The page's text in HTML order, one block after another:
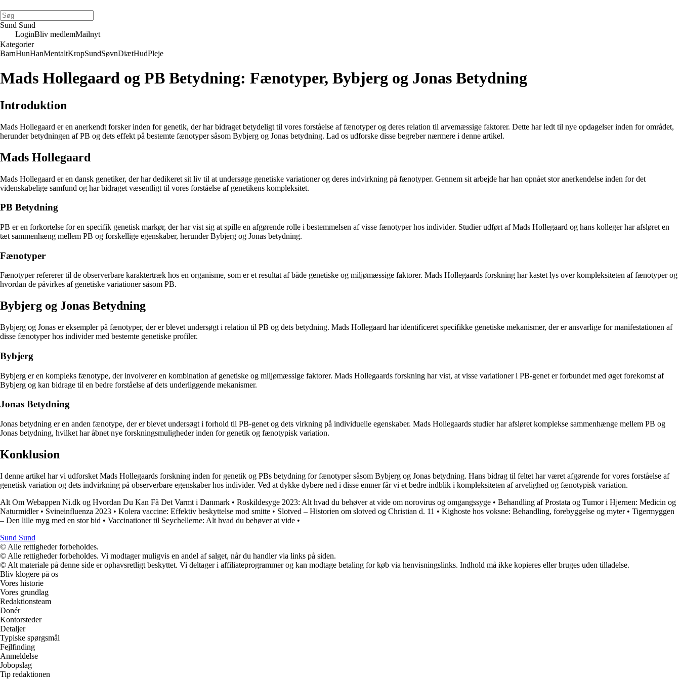
Sund Sund
LoginBliv medlemMailnyt
Kategorier
BarnHunHanMentaltKropSundSøvnDiætHudPleje
Mads Hollegaard og PB Betydning: Fænotyper, Bybjerg og Jonas Betydning
Introduktion
Mads Hollegaard er en anerkendt forsker inden for genetik, der har bidraget betydeligt til vores forståelse af fænotyper og deres relation til arvemæssige faktorer. Dette har ledt til nye opdagelser inden for området,
herunder betydningen af PB og dets effekt på bestemte fænotyper såsom Bybjerg og Jonas betydning. Lad os udforske disse begreber nærmere i denne artikel.
Mads Hollegaard
Mads Hollegaard er en dansk genetiker, der har dedikeret sit liv til at undersøge genetiske variationer og deres indvirkning på fænotyper. Gennem sit arbejde har han opnået stor anerkendelse inden for det
videnskabelige samfund og har bidraget væsentligt til vores forståelse af genetikens kompleksitet.
PB Betydning
PB er en forkortelse for en specifik genetisk markør, der har vist sig at spille en afgørende rolle i bestemmelsen af visse fænotyper hos individer. Studier udført af Mads Hollegaard og hans kolleger har afsløret en
tæt sammenhæng mellem PB og forskellige egenskaber, herunder Bybjerg og Jonas betydning.
Fænotyper
Fænotyper refererer til de observerbare karaktertræk hos en organisme, som er et resultat af både genetiske og miljømæssige faktorer. Mads Hollegaards forskning har kastet lys over kompleksiteten af fænotyper og
hvordan de påvirkes af genetiske variationer såsom PB.
Bybjerg og Jonas Betydning
Bybjerg og Jonas er eksempler på fænotyper, der er blevet undersøgt i relation til PB og dets betydning. Mads Hollegaard har identificeret specifikke genetiske mekanismer, der er ansvarlige for manifestationen af
disse fænotyper hos individer med bestemte genetiske profiler.
Bybjerg
Bybjerg er en kompleks fænotype, der involverer en kombination af genetiske og miljømæssige faktorer. Mads Hollegaards forskning har vist, at visse variationer i PB-genet er forbundet med øget forekomst af
Bybjerg og kan bidrage til en bedre forståelse af dets underliggende mekanismer.
Jonas Betydning
Jonas betydning er en anden fænotype, der er blevet undersøgt i forhold til PB-genet og dets virkning på individuelle egenskaber. Mads Hollegaards studier har afsløret komplekse sammenhænge mellem PB og
Jonas betydning, hvilket har åbnet nye forskningsmuligheder inden for genetik og fænotypisk variation.
Konklusion
I denne artikel har vi udforsket Mads Hollegaards forskning inden for genetik og PBs betydning for fænotyper såsom Bybjerg og Jonas betydning. Hans bidrag til feltet har været afgørende for vores forståelse af
genetisk variation og dets indvirkning på observerbare egenskaber hos individer. Ved at dykke dybere ned i disse emner får vi et bedre indblik i kompleksiteten af arvelighed og fænotypisk variation.
Alt Om Webappen Ni.dk og Hvordan Du Kan Få Det Varmt i Danmark • Roskildesyge 2023: Alt hvad du behøver at vide om norovirus og omgangssyge • Behandling af Prostata og Tumor i Hjernen: Medicin og
Naturmidler• Svineinfluenza 2023 • Kolera vaccine: Effektiv beskyttelse mod smitte • Slotved – Historien om slotved og Christian d. 11 • Kighoste hos voksne: Behandling, forebyggelse og myter• Tigermyggen
– Den lille myg med en stor bid • Vaccinationer til Seychellerne: Alt hvad du behøver at vide •
Sund Sund
© Alle rettigheder forbeholdes.
© Alle rettigheder forbeholdes. Vi modtager muligvis en andel af salget, når du handler via links på siden.
© Alt materiale på denne side er ophavsretligt beskyttet. Vi deltager i affiliateprogrammer og kan modtage betaling for køb via henvisningslinks. Indhold må ikke kopieres eller bruges uden tilladelse.
Bliv klogere på os
Vores historie
Vores grundlag
Redaktionsteam
Donér
Kontorsteder
Detaljer
Typiske spørgsmål
Fejlfinding
Anmeldelse
Jobopslag
Tip redaktionen